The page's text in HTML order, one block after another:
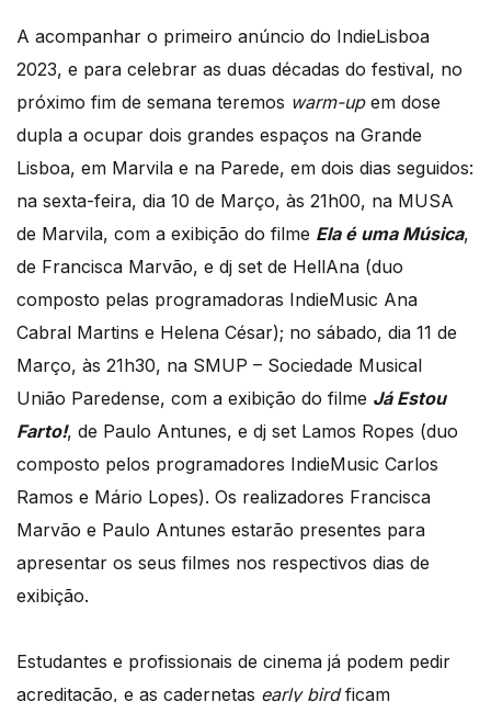
A acompanhar o primeiro anúncio do IndieLisboa
2023, e para celebrar as duas décadas do festival, no
próximo fim de semana teremos warm-upem dose
dupla a ocupar dois grandes espaços na Grande
Lisboa, em Marvila e na Parede, em dois dias seguidos:
na sexta-feira, dia 10 de Março, às 21h00, na MUSA
de Marvila, com a exibição do filme Ela é uma Música,
de Francisca Marvão, e dj set de HellAna (duo
composto pelas programadoras IndieMusic Ana
Cabral Martins e Helena César); no sábado, dia 11 de
Março, às 21h30, na SMUP – Sociedade Musical
União Paredense, com a exibição do filme Já Estou
Farto!, de Paulo Antunes, e dj set Lamos Ropes (duo
composto pelos programadores IndieMusic Carlos
Ramos e Mário Lopes). Os realizadores Francisca
Marvão e Paulo Antunes estarão presentes para
apresentar os seus filmes nos respectivos dias de
exibição.
Estudantes e profissionais de cinema já podem pedir
acreditação, e as cadernetas early birdficam